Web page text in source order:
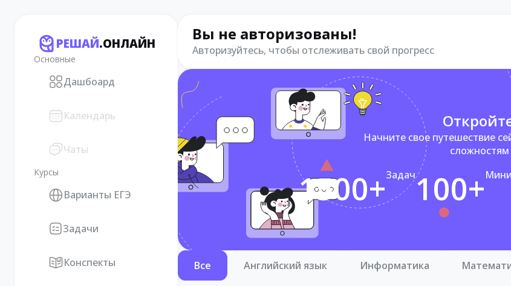
РЕШАЙ.ОНЛАЙН
Основные
Дашбоард
Календарь
Чаты
Курсы
Варианты ЕГЭ
Задачи
Конспекты
Вы не авторизованы!
Авторизуйтесь, чтобы отслеживать свой прогресс
Начните свое путешествие
сложностям
1500+Задач100+
Все Английский язык Информатика